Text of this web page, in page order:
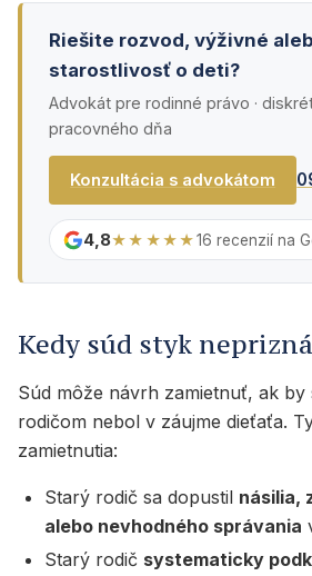
Riešite rozvod, výživné
starostlivosť o deti?
Advokát pre rodinné právo ·
pracovného dňa
Konzultácia s advokátom
4,8★★★★★16 recenzií na
Kedy súd styk neprizná
Súd môže návrh zamietnuť, ak by
rodičom nebol v záujme dieťaťa.
zamietnutia:
Starý rodič sa dopustil násilia,
alebo nevhodného správania
Starý rodič systematicky